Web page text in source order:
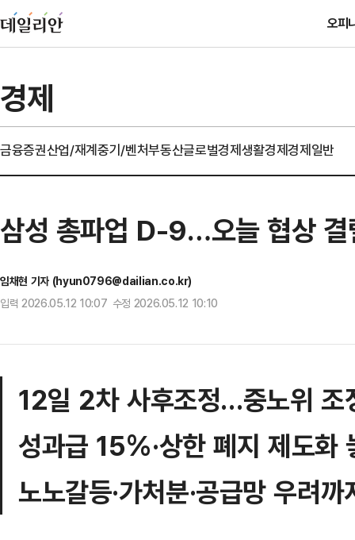
오피
경제
금융증권산업/재계중기/벤처부동산글로벌경제생활경제경제일반
삼성 총파업 D-9…오늘 협상 결
임채현 기자 (hyun0796@dailian.co.kr)
입력 2026.05.12 10:07 수정 2026.05.12 10:10
12일 2차 사후조정…중노위 조
성과급 15%·상한 폐지 제도화
노노갈등·가처분·공급망 우려